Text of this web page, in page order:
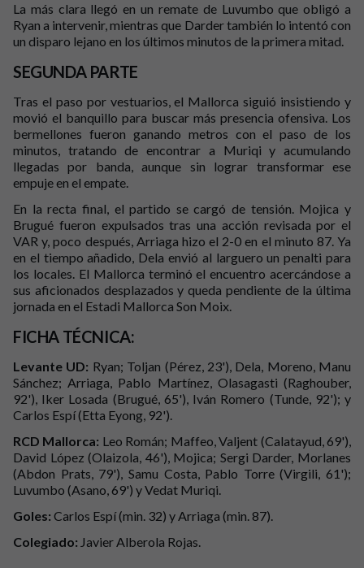
La más clara llegó en un remate de Luvumbo que obligó a
Ryan a intervenir, mientras que Darder también lo intentó con
un disparo lejano en los últimos minutos de la primera mitad.
SEGUNDA PARTE
Tras el paso por vestuarios, el Mallorca siguió insistiendo y
movió el banquillo para buscar más presencia ofensiva. Los
bermellones fueron ganando metros con el paso de los
minutos, tratando de encontrar a Muriqi y acumulando
llegadas por banda, aunque sin lograr transformar ese
empuje en el empate.
En la recta final, el partido se cargó de tensión. Mojica y
Brugué fueron expulsados tras una acción revisada por el
VAR y, poco después, Arriaga hizo el 2-0 en el minuto 87. Ya
en el tiempo añadido, Dela envió al larguero un penalti para
los locales. El Mallorca terminó el encuentro acercándose a
sus aficionados desplazados y queda pendiente de la última
jornada en el Estadi Mallorca Son Moix.
FICHA TÉCNICA:
Levante UD: Ryan; Toljan (Pérez, 23'), Dela, Moreno, Manu
Sánchez; Arriaga, Pablo Martínez, Olasagasti (Raghouber,
92'), Iker Losada (Brugué, 65'), Iván Romero (Tunde, 92'); y
Carlos Espí (Etta Eyong, 92').
RCD Mallorca: Leo Román; Maffeo, Valjent (Calatayud, 69'),
David López (Olaizola, 46'), Mojica; Sergi Darder, Morlanes
(Abdon Prats, 79'), Samu Costa, Pablo Torre (Virgili, 61');
Luvumbo (Asano, 69') y Vedat Muriqi.
Goles: Carlos Espí (min. 32) y Arriaga (min. 87).
Colegiado: Javier Alberola Rojas.